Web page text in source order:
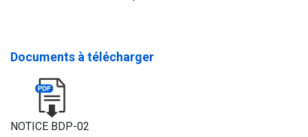
Documents à télécharger
NOTICE BDP-02